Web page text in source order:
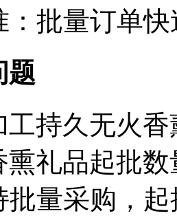
：批量订单
题
工持久无火
熏礼品起批
批量采购，